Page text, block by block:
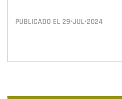
PUBLICADO EL 29•JUL•2024